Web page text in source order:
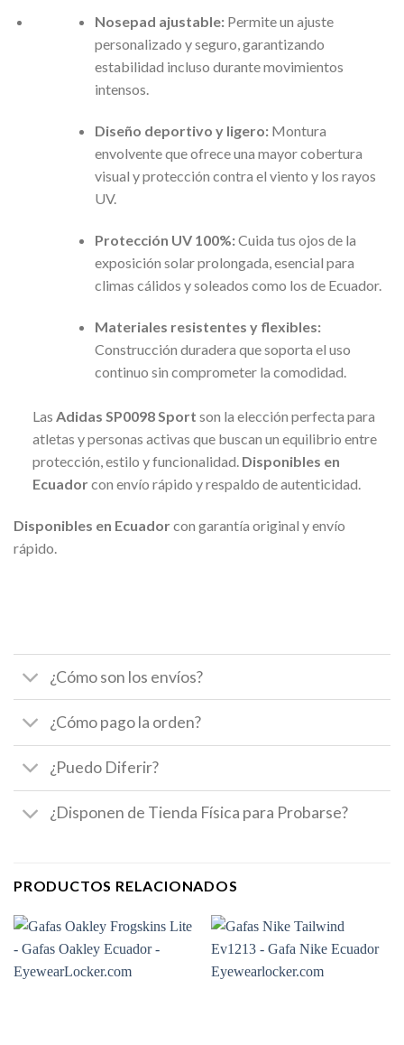
Nosepad ajustable:Permite un ajuste
personalizado y seguro, garantizando
estabilidad incluso durante movimientos
intensos.
Diseño deportivo y ligero:Montura
envolvente que ofrece una mayor cobertura
visual y protección contra el viento y los rayos
UV.
Protección UV 100%:Cuida tus ojos de la
exposición solar prolongada, esencial para
climas cálidos y soleados como los de Ecuador.
Materiales resistentes y flexibles:
Construcción duradera que soporta el uso
continuo sin comprometer la comodidad.
Las Adidas SP0098 Sport son la elección perfecta para
atletas y personas activas que buscan un equilibrio entre
protección, estilo y funcionalidad. Disponibles en
Ecuadorcon envío rápido y respaldo de autenticidad.
Disponibles en Ecuadorcon garantía original y envío
rápido.
¿Cómo son los envíos?
¿Cómo pago la orden?
¿Puedo Diferir?
¿Disponen de Tienda Física para Probarse?
PRODUCTOS RELACIONADOS